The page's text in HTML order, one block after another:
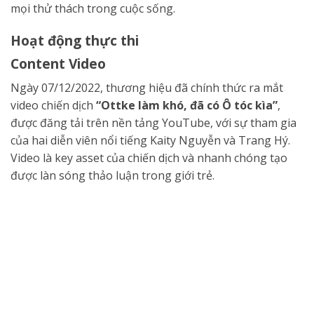
mọi thử thách trong cuộc sống.
Hoạt động thực thi
Content Video
Ngày 07/12/2022, thương hiệu đã chính thức ra mắt
video chiến dịch “Ottke làm khó, đã có Ô tóc kìa”,
được đăng tải trên nền tảng YouTube, với sự tham gia
của hai diễn viên nổi tiếng Kaity Nguyễn và Trang Hý.
Video là key asset của chiến dịch và nhanh chóng tạo
được làn sóng thảo luận trong giới trẻ.